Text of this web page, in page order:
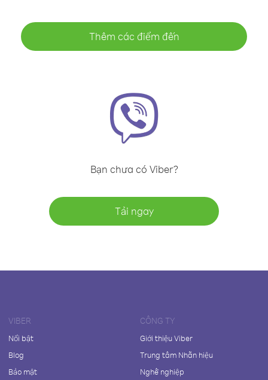
Thêm các điểm đến
Bạn chưa có Viber?
Tải ngay
VIBER
Nổi bật
Blog
Bảo mật
CÔNG TY
Giới thiệu Viber
Trung tâm Nhãn hiệu
Nghề nghiệp